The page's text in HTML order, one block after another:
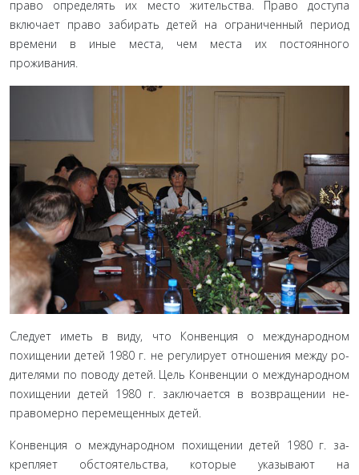
право определять их место жительства. Право доступа
включает право забирать детей на ограниченный период
вре­мени в иные места, чем места их постоянного
проживания.
Следует иметь в виду, что Конвенция о международном
похищении детей 1980 г. не регулирует отношения между ро­
дителями по поводу детей. Цель Конвенции о международ­ном
похищении детей 1980 г. заключается в возвращении не­
правомерно перемещенных детей.
Конвенция о международном похищении детей 1980 г. за­
крепляет обстоятельства, которые указывают на